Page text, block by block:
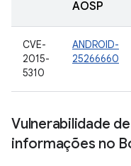
AOSP
CVE-
2015-
5310
ANDROID-
25266660
Vulnerabilidade
informações no